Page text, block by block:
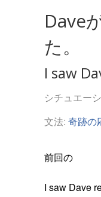
Dave
た。
I saw
シチュエー
文法: 奇跡の
前回の
I saw Dave